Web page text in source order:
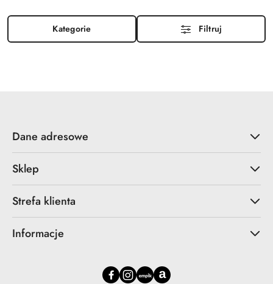
Kategorie Filtruj
Dane adresowe
Sklep
Strefa klienta
Informacje